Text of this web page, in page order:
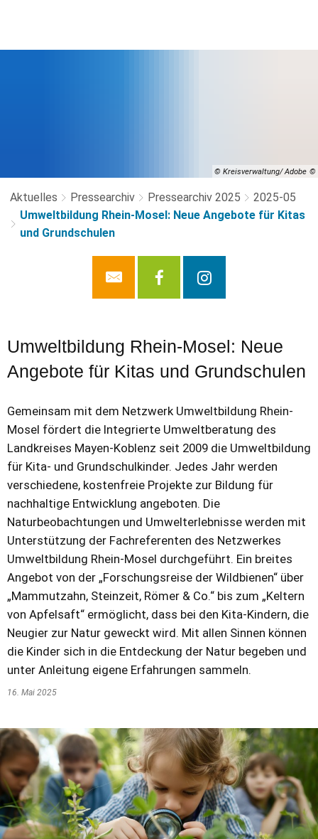
© Kreisverwaltung/ Adobe
Aktuelles Pressearchiv Pressearchiv 2025
2025-05
Umweltbildung Rhein-Mosel: Neue Angebote für Kitas
und Grundschulen
Umweltbildung Rhein-Mosel: Neue
Angebote für Kitas und Grundschulen
Gemeinsam mit dem Netzwerk Umweltbildung Rhein-
Mosel fördert die Integrierte Umweltberatung des
Landkreises Mayen-Koblenz seit 2009 die Umweltbildung
für Kita- und Grundschulkinder. Jedes Jahr werden
verschiedene, kostenfreie Projekte zur Bildung für
nachhaltige Entwicklung angeboten. Die
Naturbeobachtungen und Umwelterlebnisse werden mit
Unterstützung der Fachreferenten des Netzwerkes
Umweltbildung Rhein-Mosel durchgeführt. Ein breites
Angebot von der „Forschungsreise der Wildbienen“ über
„Mammutzahn, Steinzeit, Römer & Co.“ bis zum „Keltern
von Apfelsaft“ ermöglicht, dass bei den Kita-Kindern, die
Neugier zur Natur geweckt wird. Mit allen Sinnen können
die Kinder sich in die Entdeckung der Natur begeben und
unter Anleitung eigene Erfahrungen sammeln.
16. Mai 2025